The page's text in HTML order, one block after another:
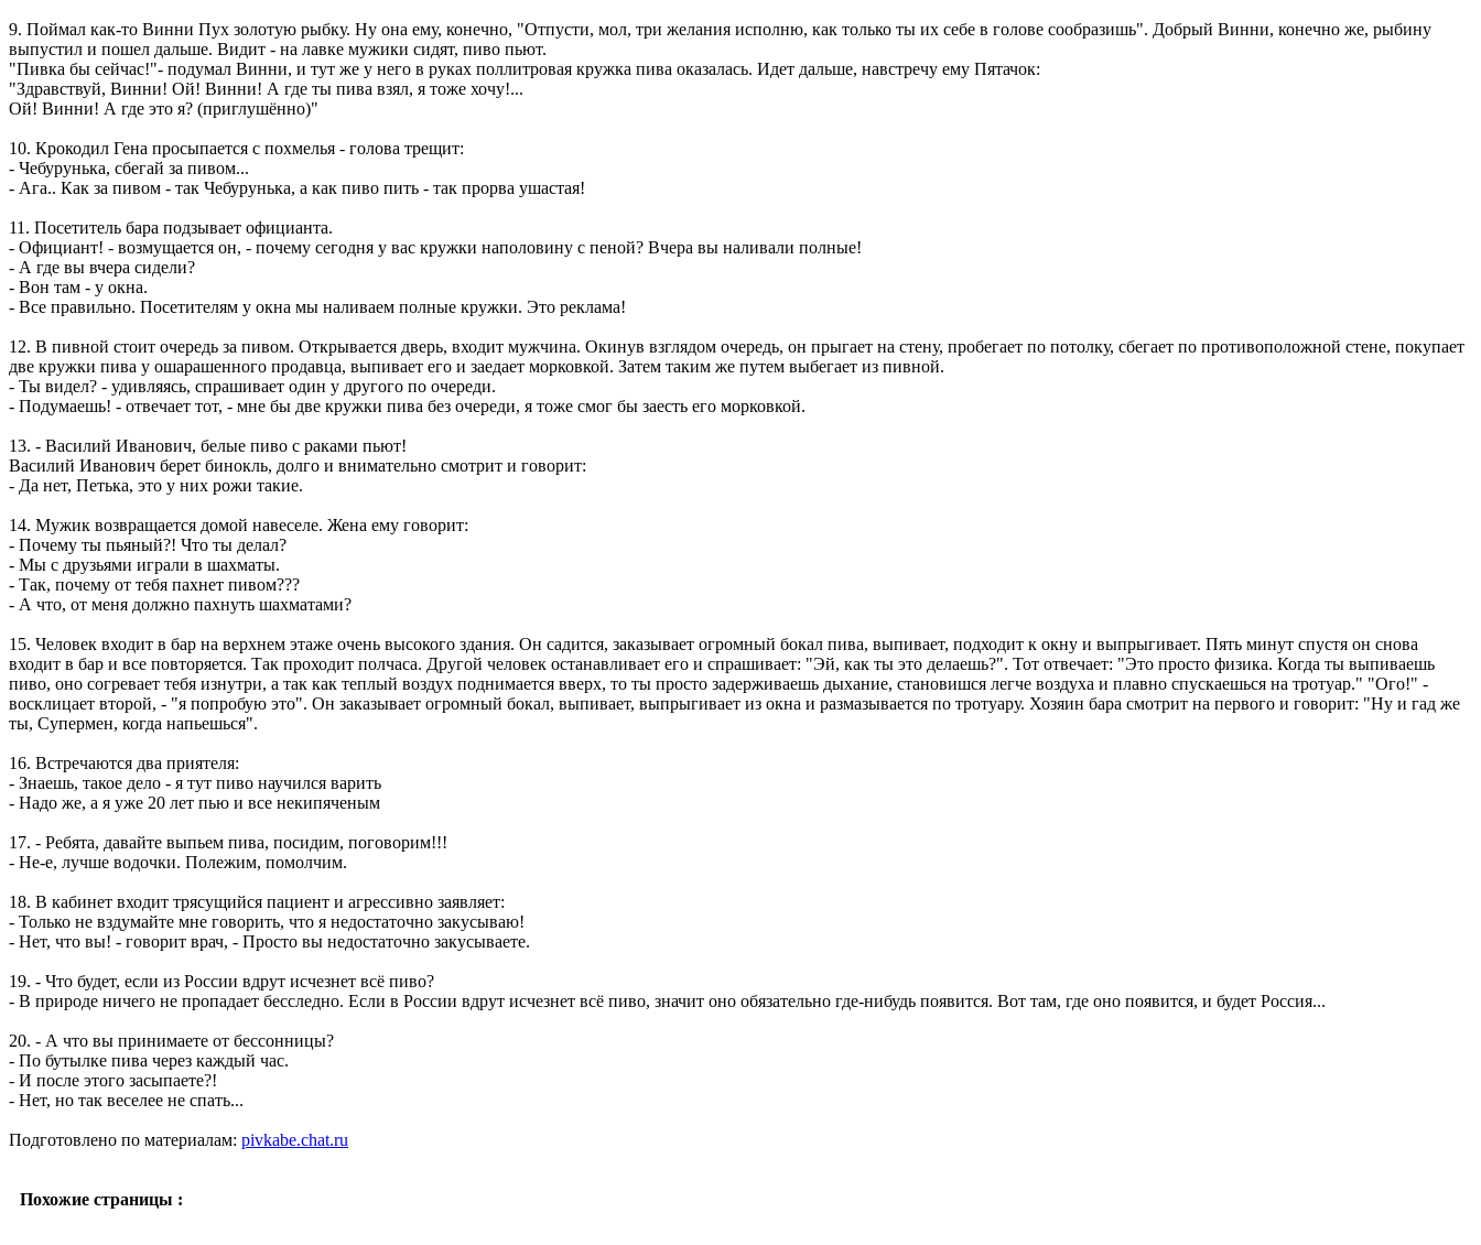
9. Поймал как-то Винни Пух золотую рыбку. Ну она ему, конечно, "Отпусти, мол, три желания исполню, как только ты их себе в голове сообразишь". Добрый Винни, конечно же, рыбину
выпустил и пошел дальше. Видит - на лавке мужики сидят, пиво пьют.
"Пивка бы сейчас!"- подумал Винни, и тут же у него в руках поллитровая кружка пива оказалась. Идет дальше, навстречу ему Пятачок:
"Здравствуй, Винни! Ой! Винни! А где ты пива взял, я тоже хочу!...
Ой! Винни! А где это я? (приглушённо)"
10. Крокодил Гена просыпается с похмелья - голова трещит:
- Чебурунька, сбегай за пивом...
- Ага.. Как за пивом - так Чебурунька, а как пиво пить - так прорва ушастая!
11. Посетитель бара подзывает официанта.
- Официант! - возмущается он, - почему сегодня у вас кружки наполовину с пеной? Вчера вы наливали полные!
- А где вы вчера сидели?
- Вон там - у окна.
- Все правильно. Посетителям у окна мы наливаем полные кружки. Это реклама!
12. В пивной стоит очередь за пивом. Открывается дверь, входит мужчина. Окинув взглядом очередь, он прыгает на стену, пробегает по потолку, сбегает по противоположной стене, покупает
две кружки пива у ошарашенного продавца, выпивает его и заедает морковкой. Затем таким же путем выбегает из пивной.
- Ты видел? - удивляясь, спрашивает один у другого по очереди.
- Подумаешь! - отвечает тот, - мне бы две кружки пива без очереди, я тоже смог бы заесть его морковкой.
13. - Василий Иванович, белые пиво с раками пьют!
Василий Иванович берет бинокль, долго и внимательно смотрит и говорит:
- Да нет, Петька, это у них рожи такие.
14. Мужик возвращается домой навеселе. Жена ему говорит:
- Почему ты пьяный?! Что ты делал?
- Мы с друзьями играли в шахматы.
- Так, почему от тебя пахнет пивом???
- А что, от меня должно пахнуть шахматами?
15. Человек входит в бар на верхнем этаже очень высокого здания. Он садится, заказывает огромный бокал пива, выпивает, подходит к окну и выпрыгивает. Пять минут спустя он снова
входит в бар и все повторяется. Так проходит полчаса. Другой человек останавливает его и спрашивает: "Эй, как ты это делаешь?". Тот отвечает: "Это просто физика. Когда ты выпиваешь
пиво, оно согревает тебя изнутри, а так как теплый воздух поднимается вверх, то ты просто задерживаешь дыхание, становишся легче воздуха и плавно спускаешься на тротуар." "Ого!" -
восклицает второй, - "я попробую это". Он заказывает огромный бокал, выпивает, выпрыгивает из окна и размазывается по тротуару. Хозяин бара смотрит на первого и говорит: "Ну и гад же
ты, Супермен, когда напьешься".
16. Встречаются два приятеля:
- Знаешь, такое дело - я тут пиво научился варить
- Надо же, а я уже 20 лет пью и все некипяченым
17. - Ребята, давайте выпьем пива, посидим, поговорим!!!
- Не-е, лучше водочки. Полежим, помолчим.
18. В кабинет входит трясущийся пациент и агрессивно заявляет:
- Только не вздумайте мне говорить, что я недостаточно закусываю!
- Нет, что вы! - говорит врач, - Просто вы недостаточно закусываете.
19. - Что будет, если из России вдрут исчезнет всё пиво?
- В природе ничего не пропадает бесследно. Если в России вдрут исчезнет всё пиво, значит оно обязательно где-нибудь появится. Вот там, где оно появится, и будет Россия...
20. - А что вы принимаете от бессонницы?
- По бутылке пива через каждый час.
- И после этого засыпаете?!
- Нет, но так веселее не спать...
Подготовлено по материалам: pivkabe.chat.ru
Похожие страницы :